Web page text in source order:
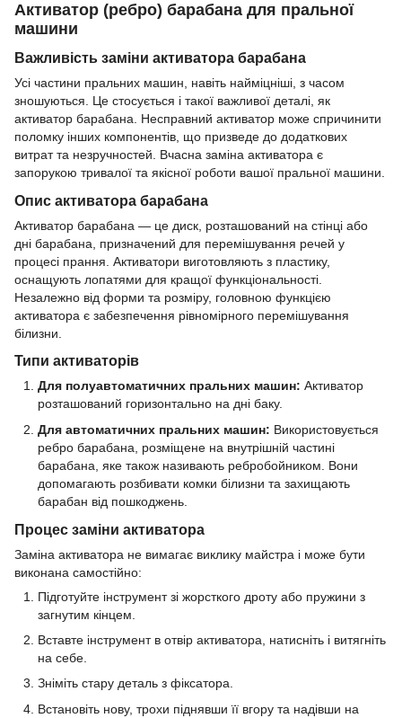
Активатор (ребро) барабана для пральної
машини
Важливість заміни активатора барабана
Усі частини пральних машин, навіть найміцніші, з часом
зношуються. Це стосується і такої важливої деталі, як
активатор барабана. Несправний активатор може спричинити
поломку інших компонентів, що призведе до додаткових
витрат та незручностей. Вчасна заміна активатора є
запорукою тривалої та якісної роботи вашої пральної машини.
Опис активатора барабана
Активатор барабана — це диск, розташований на стінці або
дні барабана, призначений для перемішування речей у
процесі прання. Активатори виготовляють з пластику,
оснащують лопатями для кращої функціональності.
Незалежно від форми та розміру, головною функцією
активатора є забезпечення рівномірного перемішування
білизни.
Типи активаторів
Для полуавтоматичних пральних машин: Активатор
розташований горизонтально на дні баку.
Для автоматичних пральних машин: Використовується
ребро барабана, розміщене на внутрішній частині
барабана, яке також називають ребробойником. Вони
допомагають розбивати комки білизни та захищають
барабан від пошкоджень.
Процес заміни активатора
Заміна активатора не вимагає виклику майстра і може бути
виконана самостійно:
Підготуйте інструмент зі жорсткого дроту або пружини з
загнутим кінцем.
Вставте інструмент в отвір активатора, натисніть і витягніть
на себе.
Зніміть стару деталь з фіксатора.
Встановіть нову, трохи піднявши її вгору та надівши на